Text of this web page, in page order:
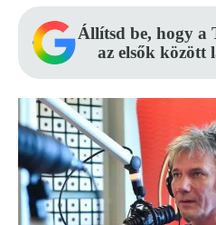
Állítsd be, hogy a
az elsők között